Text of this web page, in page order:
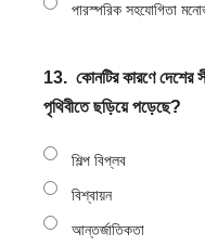
পারস্পরিক সহযোগিতা
13. কোনটির কারণে দেশের
পৃথিবীতে ছড়িয়ে পড়েছে?
শিল্প বিপ্লব
বিশ্বায়ন
আন্তর্জাতিকতা